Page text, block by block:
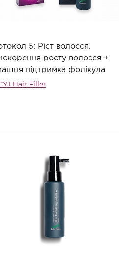
5: Ріст волосся.
росту волосся +
підтримка фолікула
Hair Filler